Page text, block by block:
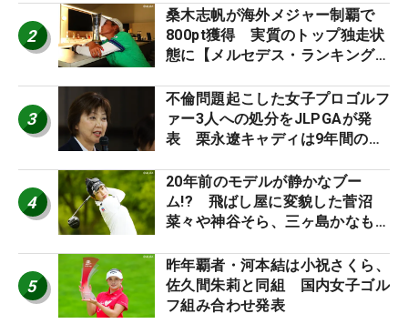
2
桑木志帆が海外メジャー制覇で
800pt獲得 実質のトップ独走状
態に【メルセデス・ランキング番
3
不倫問題起こした女子プロゴルフ
ァー3人への処分をJLPGAが発
表 栗永遼キャディは9年間の立
4
20年前のモデルが静かなブー
ム!? 飛ばし屋に変貌した菅沼
菜々や神谷そら、三ヶ島かなも使
ロたちの“飛ばしギア”】
5
昨年覇者・河本結は小祝さくら、
佐久間朱莉と同組 国内女子ゴル
フ組み合わせ発表